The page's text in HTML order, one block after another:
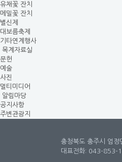
유채꽃 잔치
메밀꽃 잔치
별신제
대보름축제
기타연계행사
목계자료실
문헌
예술
사진
멀티미디어
알림마당
공지사항
주변관광지
충청북도 충주시 엄
대표전화: 043-